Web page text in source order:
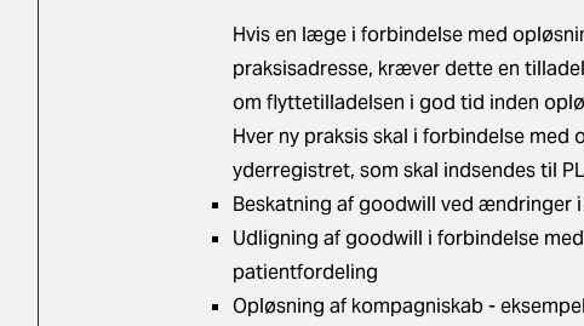
Hvis en læge i forbindelse med
praksisadresse, kræver dette en
om flyttetilladelsen i god tid inden
Hver ny praksis skal i forbindelse
yderregistret, som skal indsendes til
Beskatning af goodwill ved ændringer
Udligning af goodwill i forbindelse
patientfordeling
Opløsning af kompagniskab - eksempel